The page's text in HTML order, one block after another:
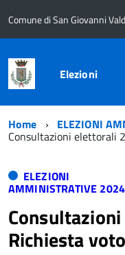
Comune di San Giovanni
Elezioni
Home ELEZIONI
Consultazioni elettorali
ELEZIONI
AMMINISTRATIVE 2024
Richiesta